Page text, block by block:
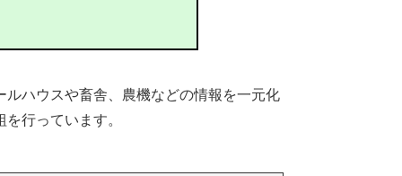
ハウスや畜舎、農機などの情報を一元化
行っています。